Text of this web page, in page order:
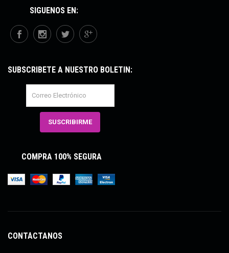
SÍGUENOS EN:
SUBSCRÍBETE A NUESTRO BOLETÍN:
COMPRA 100% SEGURA
CONTÁCTANOS